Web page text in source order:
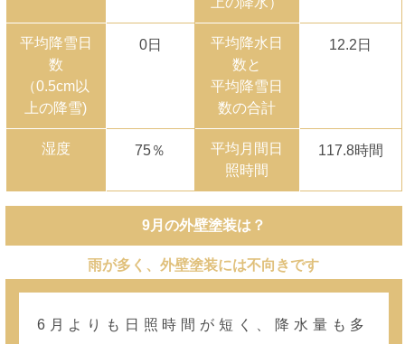
平均降雪日
数
（0.5cm以
上の降雪)
0日
平均降水日
数と
平均降雪日
数の合計
12.2日
湿度 75％
平均月間日
照時間
117.8時間
9月の外壁塗装は？
雨が多く、外壁塗装には不向きです
6月よりも日照時間が短く、降水量も多